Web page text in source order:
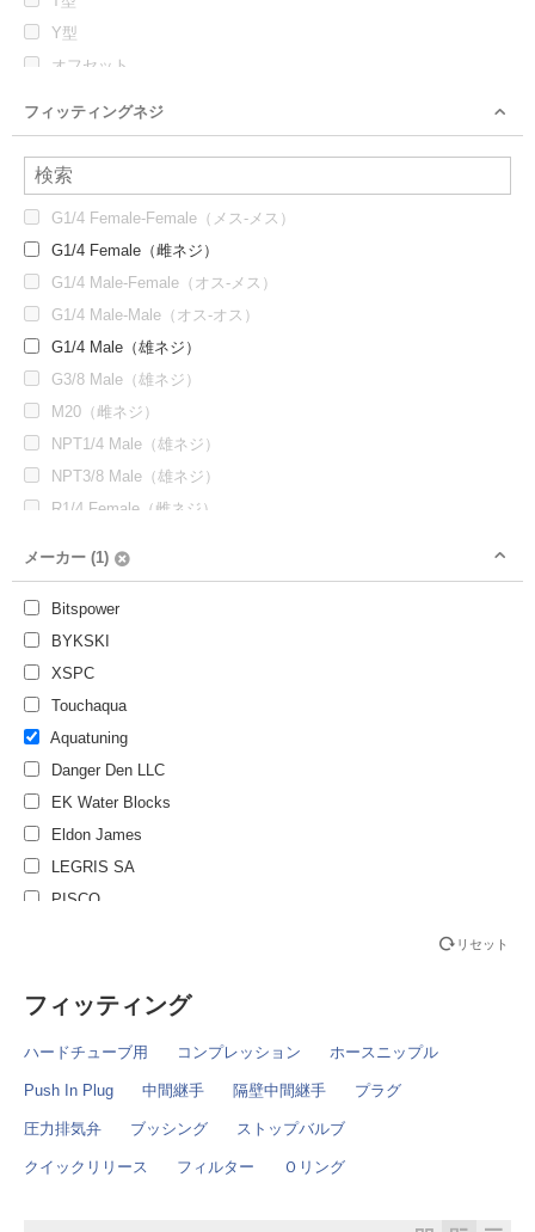
Y型
オフセット
ストレート
フィッティングネジ
G1/4 Female-Female（メス-メス）
G1/4 Female（雌ネジ）
G1/4 Male-Female（オス-メス）
G1/4 Male-Male（オス-オス）
G1/4 Male（雄ネジ）
G3/8 Male（雄ネジ）
M20（雌ネジ）
NPT1/4 Male（雄ネジ）
NPT3/8 Male（雄ネジ）
R1/4 Female（雌ネジ）
UNC #9/16
なし
メーカー (1)
Bitspower
BYKSKI
XSPC
Touchaqua
Aquatuning
Danger Den LLC
EK Water Blocks
Eldon James
LEGRIS SA
PISCO
リセット
フィッティング
ハードチューブ用 コンプレッション ホースニップル
Push In Plug 中間継手 隔壁中間継手 プラグ
圧力排気弁 ブッシング ストップバルブ
クイックリリース フィルター Ｏリング